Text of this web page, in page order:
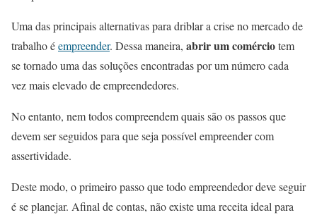
Uma das principais alternativas para driblar a crise no mercado de
trabalho éempreender. Dessa maneira, abrir um comérciotem
se tornado uma das soluções encontradas por um número cada
vez mais elevado de empreendedores.
No entanto, nem todos compreendem quais são os passos que
devem ser seguidos para que seja possível empreender com
assertividade.
Deste modo, o primeiro passo que todo empreendedor deve seguir
é se planejar. Afinal de contas, não existe uma receita ideal para